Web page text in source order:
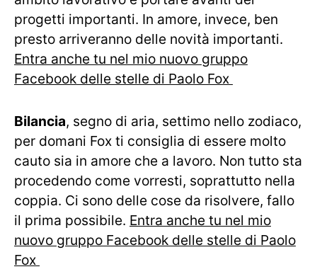
progetti importanti. In amore, invece, ben
presto arriveranno delle novità importanti.
Entra anche tu nel mio nuovo gruppo
Facebook delle stelle di Paolo Fox
Bilancia, segno di aria, settimo nello zodiaco,
per domani Fox ti consiglia di essere molto
cauto sia in amore che a lavoro. Non tutto sta
procedendo come vorresti, soprattutto nella
coppia. Ci sono delle cose da risolvere, fallo
il prima possibile. Entra anche tu nel mio
nuovo gruppo Facebook delle stelle di Paolo
Fox